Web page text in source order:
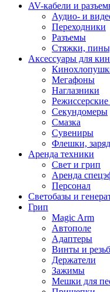
AV-кабели и
Аудио- и
Переходники
Разъемы
Стяжки,
Аксессуары для
Мегафоны
Наглазники
Секундомеры
Смазка
Сувениры
Флешки,
Аренда техники
Свет и грип
Аренда
Персонал
Светобазы и
Грип
Magic Arm
Автополе
Адаптеры
Винты и
Держатели
Зажимы
Мешки для